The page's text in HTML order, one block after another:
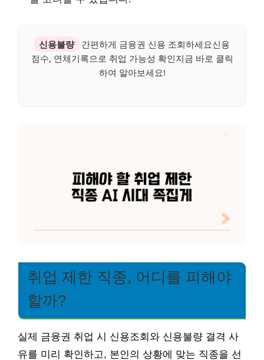
신용불량
간편하게 금융권 신용 조회하세요신용
점수, 연체기록으로 취업 가능성 확인지금 바로 클릭
하여 알아보세요!
취업 제한 직종, 어디를 피해야
할까?
실제 금융권 취업 시 신용조회와 신용불량 결격 사
유를 미리 확인하고, 본인의 상황에 맞는 직종을 선